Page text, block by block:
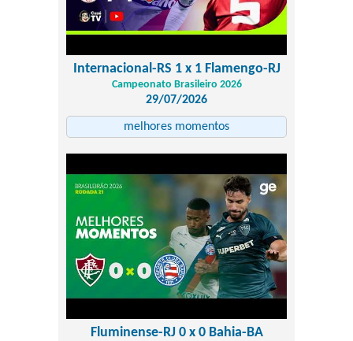
Internacional-RS 1 x 1 Flamengo-RJ
Campeonato Brasileiro 2026
29/07/2026
melhores momentos
Fluminense-RJ 0 x 0 Bahia-BA